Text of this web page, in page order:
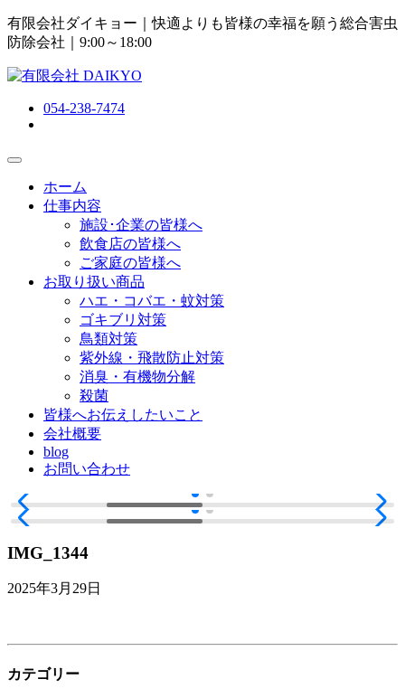
有限会社ダイキョー｜快適よりも皆様の幸福を願う総合害虫
防除会社 ｜9:00～18:00
054-238-7474
ホーム
仕事内容
施設･企業の皆様へ
飲食店の皆様へ
ご家庭の皆様へ
お取り扱い商品
ハエ・コバエ・蚊対策
ゴキブリ対策
鳥類対策
紫外線・飛散防止対策
消臭・有機物分解
殺菌
皆様へお伝えしたいこと
会社概要
blog
お問い合わせ
IMG_1344
2025年3月29日
カテゴリー